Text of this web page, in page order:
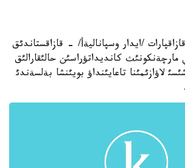
قازاقپارات /ايدار وسپاناليةأ/ - قازاقستاندئق
مارچةنكونئث كانديداتؤراسئن حالئقارالئق
لاؤازئمئنا تاعايئنداؤ بويئنشا بةلسةندئ